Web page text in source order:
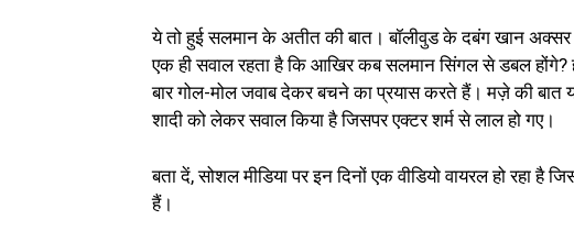
ये तो हुई सलमान के अतीत की बात। बॉलीवुड के दबंग खान
एक ही सवाल रहता है कि आखिर कब सलमान सिंगल से डबल
बार गोल-मोल जवाब देकर बचने का प्रयास करते हैं। मज़े की बात
शादी को लेकर सवाल किया है जिसपर एक्टर शर्म से लाल हो गए।
बता दें, सोशल मीडिया पर इन दिनों एक वीडियो वायरल हो रहा
हैं।